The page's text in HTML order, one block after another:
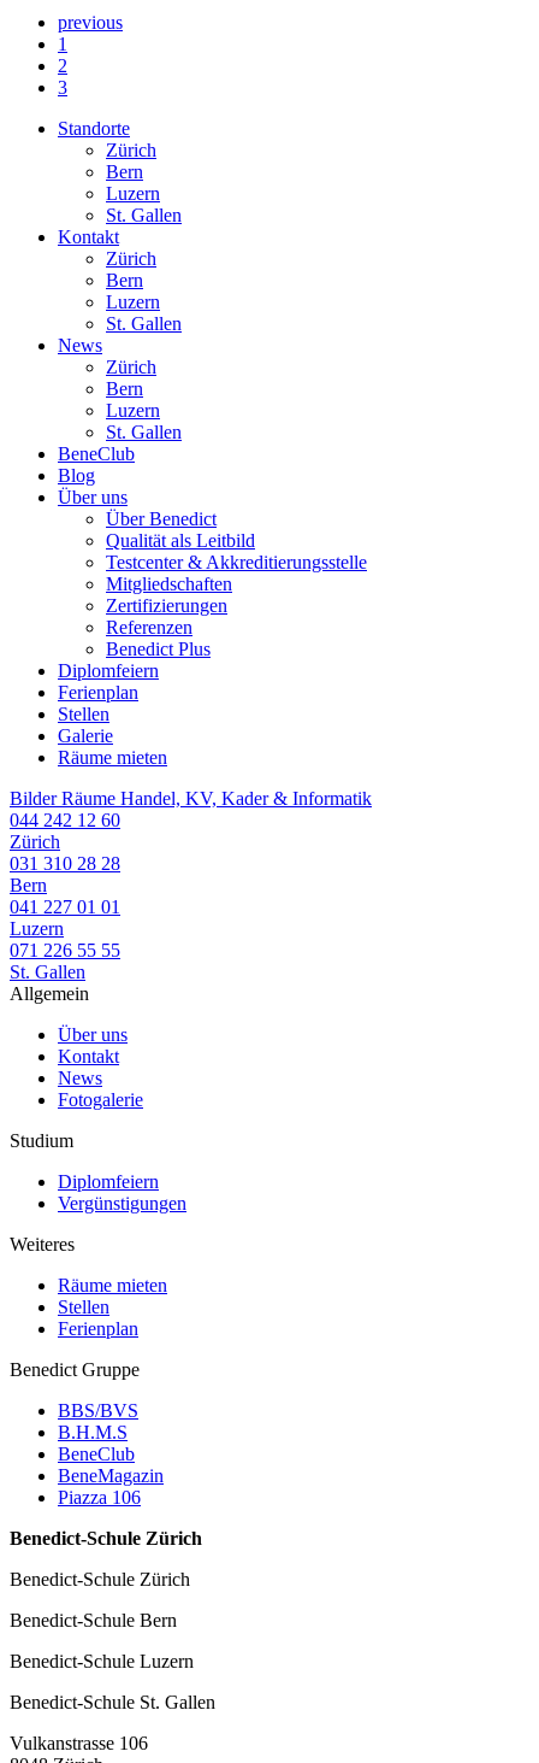
previous
1
2
3
Standorte
Zürich
Bern
Luzern
St. Gallen
Kontakt
Zürich
Bern
Luzern
St. Gallen
News
Zürich
Bern
Luzern
St. Gallen
BeneClub
Blog
Über uns
Über Benedict
Qualität als Leitbild
Testcenter & Akkreditierungsstelle
Mitgliedschaften
Zertifizierungen
Referenzen
Benedict Plus
Diplomfeiern
Ferienplan
Stellen
Galerie
Räume mieten
Bilder Räume Handel, KV, Kader & Informatik
044 242 12 60
Zürich
031 310 28 28
Bern
041 227 01 01
Luzern
071 226 55 55
St. Gallen
Allgemein
Über uns
Kontakt
News
Fotogalerie
Studium
Diplomfeiern
Vergünstigungen
Weiteres
Räume mieten
Stellen
Ferienplan
Benedict Gruppe
BBS/BVS
B.H.M.S
BeneClub
BeneMagazin
Piazza 106
Benedict-Schule Zürich
Benedict-Schule Zürich
Benedict-Schule Bern
Benedict-Schule Luzern
Benedict-Schule St. Gallen
Vulkanstrasse 106